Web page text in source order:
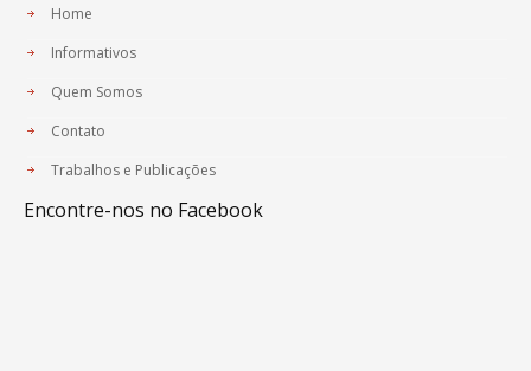
Home
Informativos
Quem Somos
Contato
Trabalhos e Publicações
Encontre-nos no Facebook